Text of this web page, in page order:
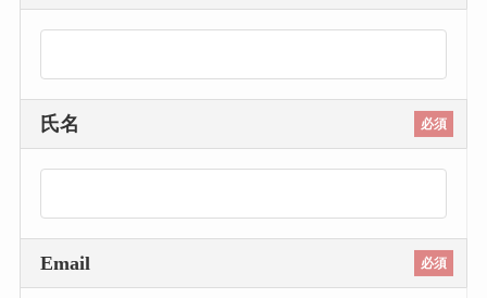
必須
氏名
必須
Email